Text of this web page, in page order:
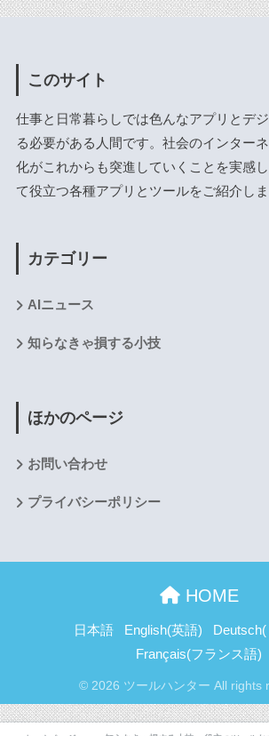
このサイト
仕事と日常暮らしでは色んなアプリとデ
る必要がある人間です。社会のインター
化がこれからも突進していくことを実感
て役立つ各種アプリとツールをご紹介しま
カテゴリー
AIニュース
知らなきゃ損する小技
ほかのページ
お問い合わせ
プライバシーポリシー
HOME
日本語 English(英語) Deutsch(
Français(フランス語)
© 2026 ツールハンター All rights